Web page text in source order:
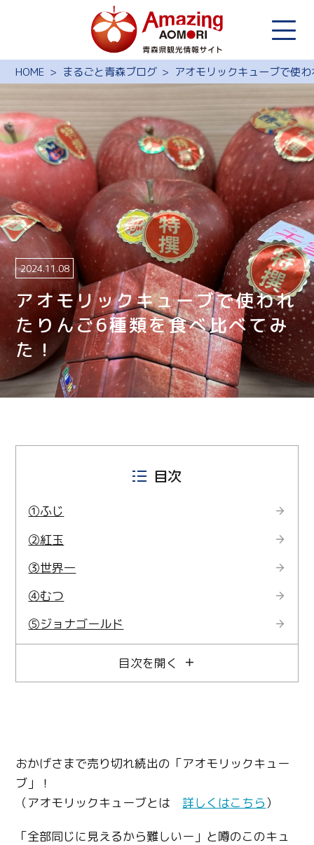
HOME まるごと青森ブログ アオモリックキューブで使
アオモリックキューブで使われ
たりんご6種類を食べ比べてみ
た！
2024.11.08
目次
①ふじ
②紅玉
③世界一
④むつ
⑤ジョナゴールド
目次を開く
おかげさまで売り切れ続出の「アオモリックキュー
ブ」！
（アオモリックキューブとは 詳しくはこちら）
「全部同じに見えるから難しいー」と噂のこのキュ